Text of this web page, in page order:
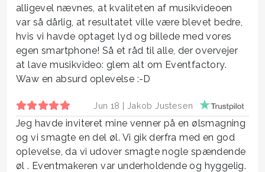
alligevel nævnes, at kvaliteten af musikvideoen
var så dårlig, at resultatet ville være blevet bedre,
hvis vi havde optaget lyd og billede med vores
egen smartphone! Så et råd til alle, der overvejer
at lave musikvideo: glem alt om Eventfactory.
Waw en absurd oplevelse :-D
Jun 18 | Jakob Justesen
Jeg havde inviteret mine venner på en ølsmagning
og vi smagte en del øl. Vi gik derfra med en god
oplevelse, da vi udover smagte nogle spændende
øl . Eventmakeren var underholdende og hyggelig.